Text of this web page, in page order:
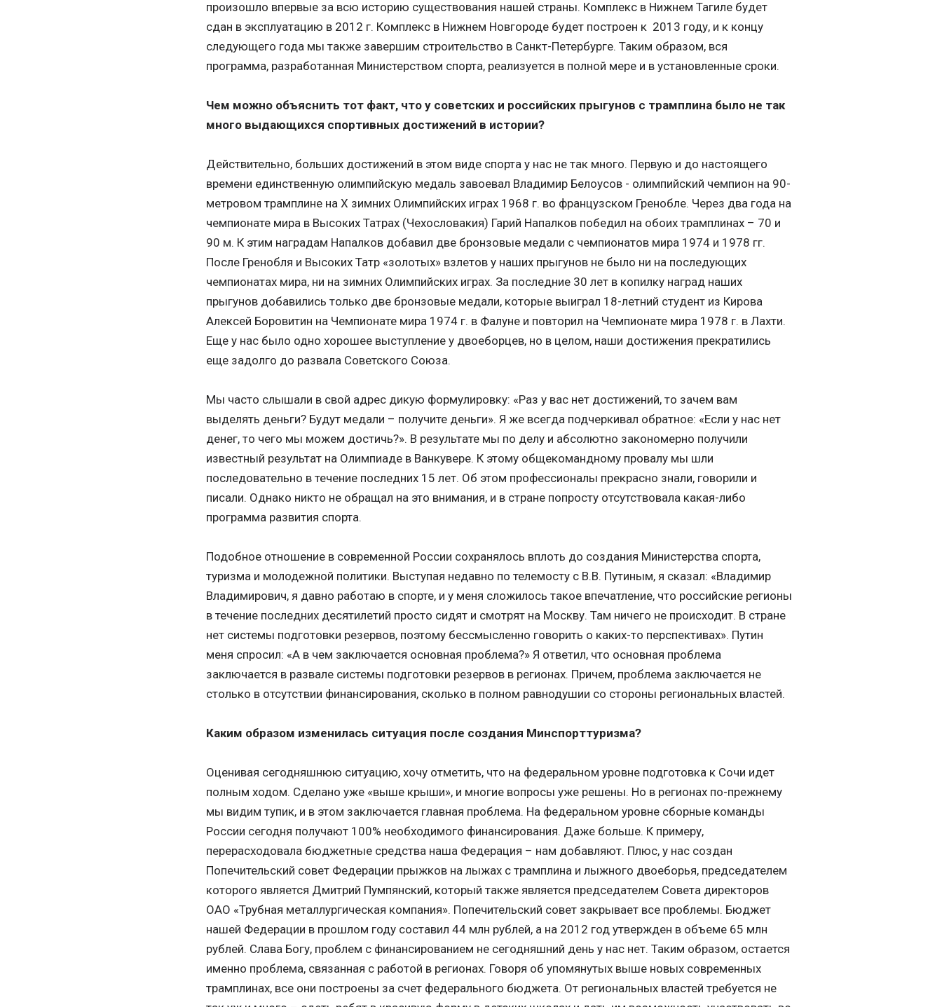
произошло впервые за всю историю существования нашей страны. Комплекс в Нижнем Тагиле будет
сдан в эксплуатацию в 2012 г. Комплекс в Нижнем Новгороде будет построен к 2013 году, и к концу
следующего года мы также завершим строительство в Санкт-Петербурге. Таким образом, вся
программа, разработанная Министерством спорта, реализуется в полной мере и в установленные сроки.
Чем можно объяснить тот факт, что у советских и российских прыгунов с трамплина было не так
много выдающихся спортивных достижений в истории?
Действительно, больших достижений в этом виде спорта у нас не так много. Первую и до настоящего
времени единственную олимпийскую медаль завоевал Владимир Белоусов - олимпийский чемпион на 90-
метровом трамплине на Х зимних Олимпийских играх 1968 г. во французском Гренобле. Через два года на
чемпионате мира в Высоких Татрах (Чехословакия) Гарий Напалков победил на обоих трамплинах – 70 и
90 м. К этим наградам Напалков добавил две бронзовые медали с чемпионатов мира 1974 и 1978 гг.
После Гренобля и Высоких Татр «золотых» взлетов у наших прыгунов не было ни на последующих
чемпионатах мира, ни на зимних Олимпийских играх. За последние 30 лет в копилку наград наших
прыгунов добавились только две бронзовые медали, которые выиграл 18-летний студент из Кирова
Алексей Боровитин на Чемпионате мира 1974 г. в Фалуне и повторил на Чемпионате мира 1978 г. в Лахти.
Еще у нас было одно хорошее выступление у двоеборцев, но в целом, наши достижения прекратились
еще задолго до развала Советского Союза.
Мы часто слышали в свой адрес дикую формулировку: «Раз у вас нет достижений, то зачем вам
выделять деньги? Будут медали – получите деньги». Я же всегда подчеркивал обратное: «Если у нас нет
денег, то чего мы можем достичь?». В результате мы по делу и абсолютно закономерно получили
известный результат на Олимпиаде в Ванкувере. К этому общекомандному провалу мы шли
последовательно в течение последних 15 лет. Об этом профессионалы прекрасно знали, говорили и
писали. Однако никто не обращал на это внимания, и в стране попросту отсутствовала какая-либо
программа развития спорта.
Подобное отношение в современной России сохранялось вплоть до создания Министерства спорта,
туризма и молодежной политики. Выступая недавно по телемосту с В.В. Путиным, я сказал: «Владимир
Владимирович, я давно работаю в спорте, и у меня сложилось такое впечатление, что российские регионы
в течение последних десятилетий просто сидят и смотрят на Москву. Там ничего не происходит. В стране
нет системы подготовки резервов, поэтому бессмысленно говорить о каких-то перспективах». Путин
меня спросил: «А в чем заключается основная проблема?» Я ответил, что основная проблема
заключается в развале системы подготовки резервов в регионах. Причем, проблема заключается не
столько в отсутствии финансирования, сколько в полном равнодушии со стороны региональных властей.
Каким образом изменилась ситуация после создания Минспорттуризма?
Оценивая сегодняшнюю ситуацию, хочу отметить, что на федеральном уровне подготовка к Сочи идет
полным ходом. Сделано уже «выше крыши», и многие вопросы уже решены. Но в регионах по-прежнему
мы видим тупик, и в этом заключается главная проблема. На федеральном уровне сборные команды
России сегодня получают 100% необходимого финансирования. Даже больше. К примеру,
перерасходовала бюджетные средства наша Федерация – нам добавляют. Плюс, у нас создан
Попечительский совет Федерации прыжков на лыжах с трамплина и лыжного двоеборья, председателем
которого является Дмитрий Пумпянский, который также является председателем Совета директоров
ОАО «Трубная металлургическая компания». Попечительский совет закрывает все проблемы. Бюджет
нашей Федерации в прошлом году составил 44 млн рублей, а на 2012 год утвержден в объеме 65 млн
рублей. Слава Богу, проблем с финансированием не сегодняшний день у нас нет. Таким образом, остается
именно проблема, связанная с работой в регионах. Говоря об упомянутых выше новых современных
трамплинах, все они построены за счет федерального бюджета. От региональных властей требуется не